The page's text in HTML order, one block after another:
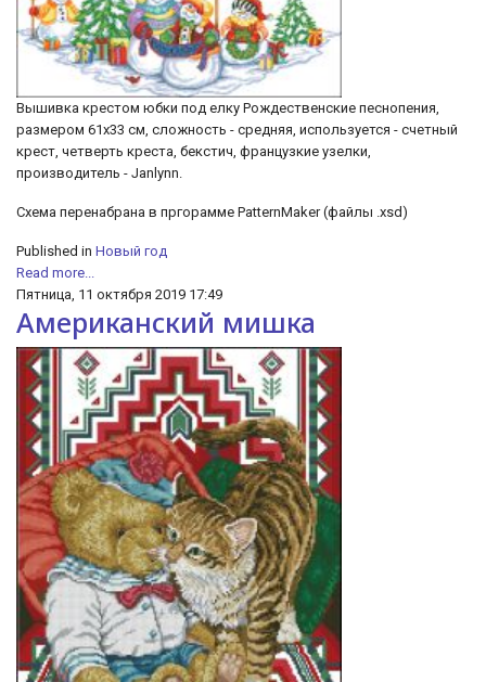
Вышивка крестом юбки под елку Рождественские песнопения,
размером 61х33 см, сложность - средняя, используется - счетный
крест, четверть креста, бекстич, французкие узелки,
производитель - Janlynn.
Схема перенабрана в пргорамме PatternMaker (файлы .xsd)
Published in Новый год
Read more...
Пятница, 11 октября 2019 17:49
Американский мишка